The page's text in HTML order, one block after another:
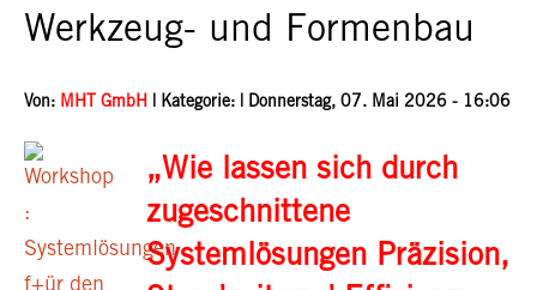
Werkzeug- und Formenbau
Von: MHT GmbH | Kategorie: | Donnerstag, 07. Mai 2026 - 16:06
„Wie lassen sich durch
zugeschnittene
Systemlösungen Präzision,